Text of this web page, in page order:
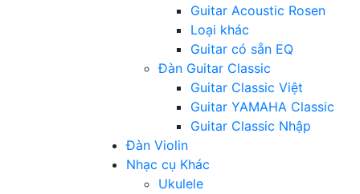
Guitar Acoustic Rosen
Loại khác
Guitar có sẵn EQ
Đàn Guitar Classic
Guitar Classic Việt
Guitar YAMAHA Classic
Guitar Classic Nhập
Đàn Violin
Nhạc cụ Khác
Ukulele